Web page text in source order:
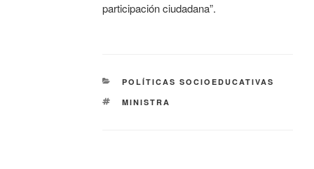
participación ciudadana”.
POLÍTICAS SOCIOEDUCATIVAS
MINISTRA